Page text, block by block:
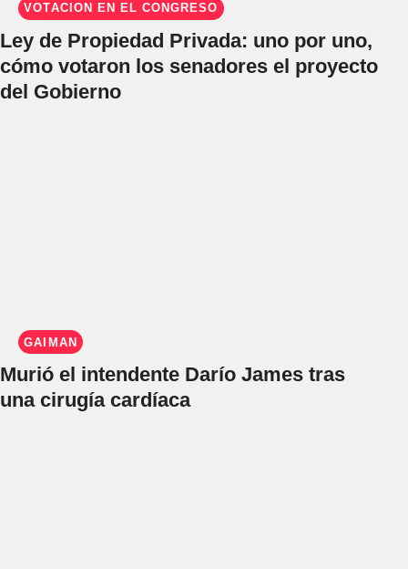
VOTACIÓN EN EL CONGRESO
Ley de Propiedad Privada: uno por uno,
cómo votaron los senadores el proyecto
del Gobierno
GAIMAN
Murió el intendente Darío James tras
una cirugía cardíaca